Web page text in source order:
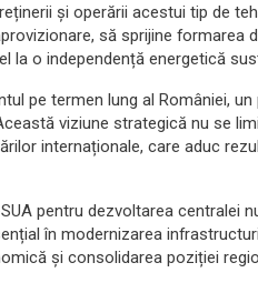
și operării acestui tip de
să sprijine formarea
la o independență energetică
pe termen lung al României,
viziune strategică nu se
internaționale, care aduc
pentru dezvoltarea centralei
în modernizarea
și consolidarea poziției